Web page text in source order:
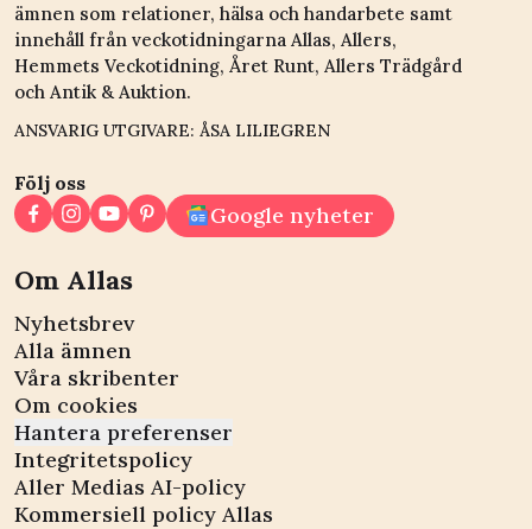
ämnen som relationer, hälsa och handarbete samt
innehåll från veckotidningarna Allas, Allers,
Hemmets Veckotidning, Året Runt, Allers Trädgård
och Antik & Auktion.
ANSVARIG UTGIVARE: ÅSA LILIEGREN
Följ oss
Google nyheter
Om Allas
Nyhetsbrev
Alla ämnen
Våra skribenter
Om cookies
Hantera preferenser
Integritetspolicy
Aller Medias AI-policy
Kommersiell policy Allas